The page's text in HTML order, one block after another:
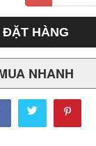
NHANH